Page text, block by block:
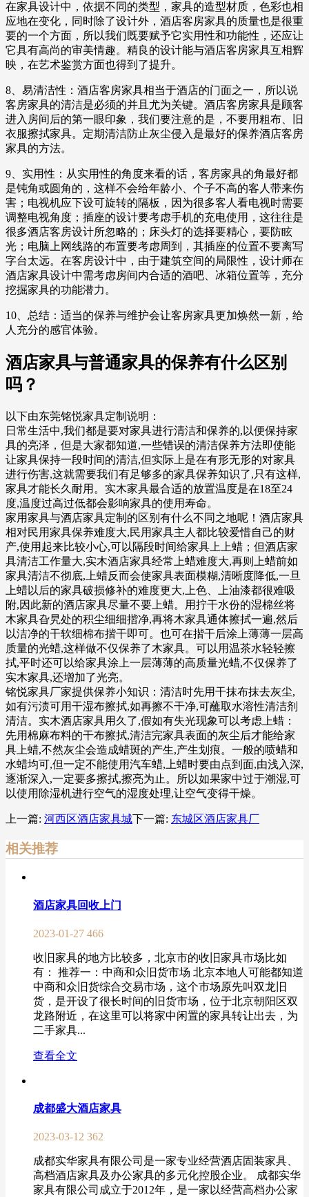
在家具设计中，依据不同的类型，家具的造型材质，色彩也相
应地在变化，同时除了设计外，酒店客房家具的质量也是很重
要的一个方面，所以我们既要赋予它实用性和功能性，还应让
它具有高尚的审美情趣。精良的设计能与酒店客房家具互相辉
映，在艺术鉴赏方面也得到了提升。
8、易清洁性：酒店客房家具相当于酒店的门面之一，所以说
客房家具的清洁是必须的并且尤为关键。酒店客房家具是顾客
进入房间后的第一眼印象，我们要注意的是，不要用粗布、旧
衣服擦拭家具。定期清洁防止灰尘侵入是最好的保养酒店客房
家具的方法。
9、实用性：从实用性的角度来看的话，客房家具的角最好都
是钝角或圆角的，这样不会给年龄小、个子不高的客人带来伤
害；电视机应下设可旋转的隔板，因为很多客人看电视时需要
调整电视角度；插座的设计要考虑手机的充电使用，这往往是
很多酒店客房设计所忽略的；床头灯的选择要精心，要防眩
光；电脑上网线路的布置要考虑周到，其插座的位置不要离写
字台太远。在客房设计中，由于建筑空间的局限性，设计师在
酒店家具设计中需考虑房间内合适的酒吧、冰箱位置等，充分
挖掘家具的功能潜力。
10、总结：适当的保养与维护会让客房家具更加焕然一新，给
人充分的感官体验。
酒店家具与普通家具的保养有什么区别
吗？
以下由东莞铭悦家具定制说明：
日常生活中,我们都是要对家具进行清洁和保养的,以便保持家
具的亮泽，但是大家都知道,一些错误的清洁保养方法即使能
让家具保持一段时间的清洁,但实际上是在有形无形的对家具
进行伤害,这就需要我们有足够多的家具保养知识了,只有这样,
家具才能长久耐用。实木家具最合适的放置温度是在18至24
度,温度过高过低都会影响家具的使用寿命。
家用家具与酒店家具定制的区别有什么不同之地呢！酒店家具
相对民用家具保养难度大,民用家具主人都比较爱惜自己的财
产,使用起来比较小心,可以隔段时间给家具上上蜡；但酒店家
具清洁工作量大,实木酒店家具经常上蜡难度大,再则上蜡前如
家具清洁不彻底,上蜡反而会使家具表面模糊,清晰度降低,一旦
上蜡以后的家具破损修补的难度更大,上色、上油漆都很难吸
附,因此新的酒店家具尽量不要上蜡。用拧干水份的湿棉丝将
木家具旮旯处的积尘细细揩净,再将木家具通体擦拭一遍,然后
以洁净的干软细棉布揩干即可。也可在揩干后涂上薄薄一层高
质量的光蜡,这样做不仅保养了木家具。可以用温茶水轻轻擦
拭,平时还可以给家具涂上一层薄薄的高质量光蜡,不仅保养了
实木家具,还增加了光亮。
铭悦家具厂家提供保养小知识：清洁时先用干抹布抹去灰尘,
如有污渍可用干湿布擦拭,如再擦不干净,可蘸取水溶性清洁剂
清洁。实木酒店家具用久了,假如有失光现象可以考虑上蜡：
先用棉麻布料的干布擦拭,清洁完家具表面的灰尘后才能给家
具上蜡,不然灰尘会造成蜡斑的产生,产生划痕。一般的喷蜡和
水蜡均可,但一定不能使用汽车蜡,上蜡时要由点到面,由浅入深,
逐渐深入,一定要多擦拭,擦亮为止。所以如果家中过于潮湿,可
以使用除湿机进行空气的湿度处理,让空气变得干燥。
上一篇: 河西区酒店家具城下一篇: 东城区酒店家具厂
相关推荐
酒店家具回收上门
2023-01-27 466
收旧家具的地方比较多，北京市的收旧家具市场比如
有： 推荐一：中商和众旧货市场 北京本地人可能都知道
中商和众旧货综合交易市场，这个市场原先叫双龙旧
货，是开设了很长时间的旧货市场，位于北京朝阳区双
龙路附近，在这里可以将家中闲置的家具转让出去，为
二手家具...
查看全文
成都盛大酒店家具
2023-03-12 362
成都实华家具有限公司是一家专业经营酒店固装家具、
高档酒店家具及办公家具的多元化控股企业。 成都实华
家具有限公司成立于2012年，是一家以经营高档办公家